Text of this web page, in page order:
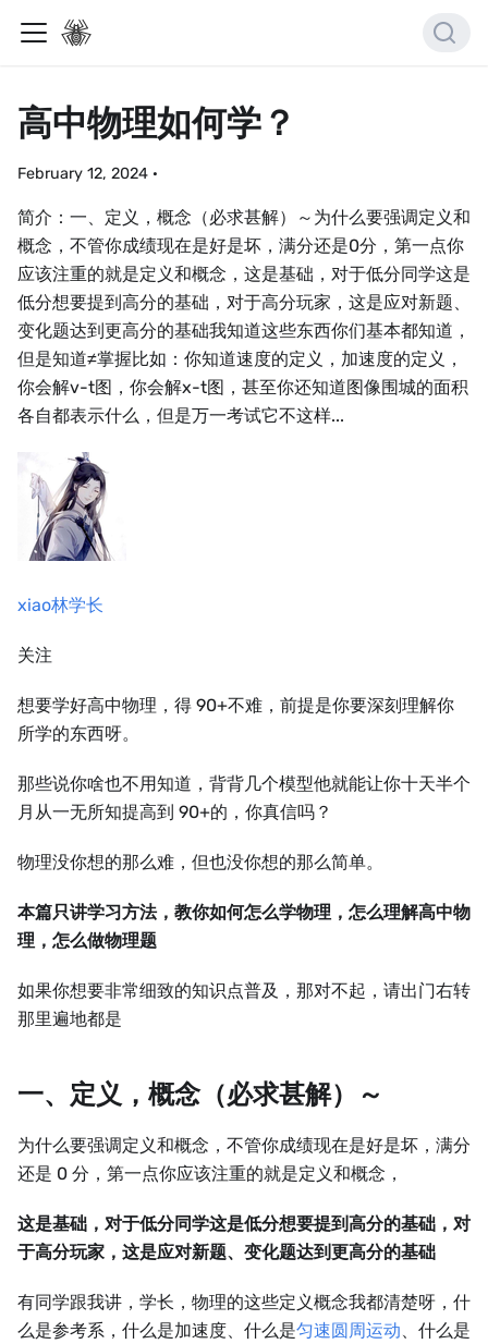
高中物理如何学？
February 12, 2024 ·
简介：一、定义，概念（必求甚解）～为什么要强调定义和
概念，不管你成绩现在是好是坏，满分还是0分，第一点你
应该注重的就是定义和概念，这是基础，对于低分同学这是
低分想要提到高分的基础，对于高分玩家，这是应对新题、
变化题达到更高分的基础我知道这些东西你们基本都知道，
但是知道≠掌握比如：你知道速度的定义，加速度的定义，
你会解v-t图，你会解x-t图，甚至你还知道图像围城的面积
各自都表示什么，但是万一考试它不这样...
xiao林学长
关注
想要学好高中物理，得 90+不难，前提是你要深刻理解你
所学的东西呀。
那些说你啥也不用知道，背背几个模型他就能让你十天半个
月从一无所知提高到 90+的，你真信吗？
物理没你想的那么难，但也没你想的那么简单。
本篇只讲学习方法，教你如何怎么学物理，怎么理解高中物
理，怎么做物理题
如果你想要非常细致的知识点普及，那对不起，请出门右转
那里遍地都是
一、定义，概念（必求甚解）～
为什么要强调定义和概念，不管你成绩现在是好是坏，满分
还是 0 分，第一点你应该注重的就是定义和概念，
这是基础，对于低分同学这是低分想要提到高分的基础，对
于高分玩家，这是应对新题、变化题达到更高分的基础
有同学跟我讲，学长，物理的这些定义概念我都清楚呀，什
么是参考系，什么是加速度、什么是匀速圆周运动、什么是